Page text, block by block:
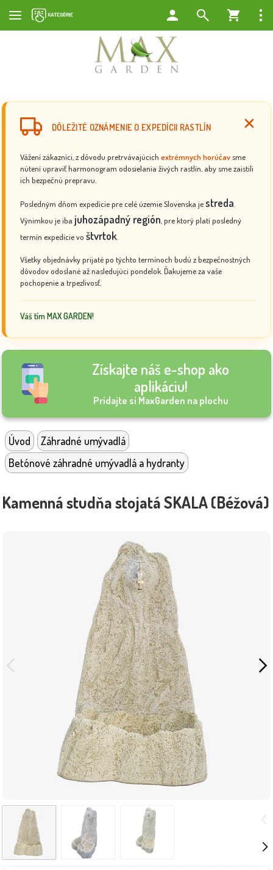
DÔLEŽITÉ OZNÁMENIE O EXPEDÍCII RASTLÍN
Vážení zákazníci, z dôvodu pretrvávajúcich extrémnych horúčav sme
nútení upraviť harmonogram odosielania živých rastlín, aby sme zaistili
ich bezpečnú prepravu.
Posledným dňom expedície pre celé územie Slovenska jestreda
Výnimkou je iba juhozápadný región , pre ktorý platí posledný
termín expedície vo štvrtok
Všetky objednávky prijaté po týchto termínoch budú z bezpečnostných
dôvodov odoslané až nasledujúci pondelok. Ďakujeme za vaše
pochopenie a trpezlivosť.
Váš tím MAX GARDEN!
Získajte náš e-shop ako
aplikáciu!
Pridajte si MaxGarden na plochu
Úvod
Záhradné umývadlá
Betónové záhradné umývadlá a hydranty
Kamenná studňa stojatá SKALA (Béžová)